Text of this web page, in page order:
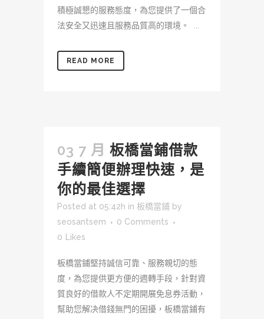
積極誠懇的服務態度，為您提供了一個合
法安全又迅速且服務品質高的環境。 ...
READ MORE
03 7 月 板橋當鋪借款
手續簡便辦理快速，是
你的最佳選擇
Posted at 05:42h in 板橋當鋪 by
seosantsem
0 Comments
0 Likes
板橋當鋪堅持誠信可靠、服務親切的態
度，為您提供更方便的週轉手段，針對資
質良好的借款人不定期開展免息券活動，
幫助您解决借錢無門的困擾，板橋當鋪有